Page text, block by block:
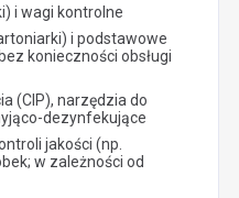
i wagi kontrolne
i podstawowe
konieczności obsługi
(CIP), narzędzia do
dezynfekujące
jakości (np.
w zależności od